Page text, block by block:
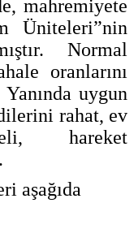
mahremiyete
Üniteleri”nin
Normal
oranlarını
uygun
rahat, ev
hareket
aşağıda